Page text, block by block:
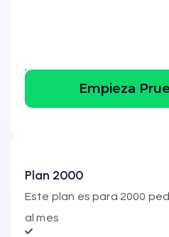
Empieza
Plan 2000
Este plan es para 2000
al mes